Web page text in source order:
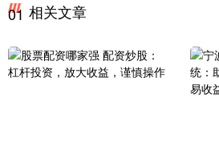
01 相关文章